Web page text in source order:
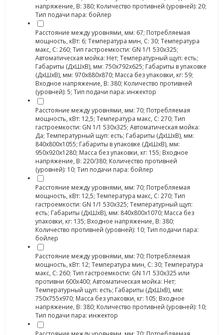
напряжение, В: 380; Количество противней (уровней): 20;
Тип подачи пара: бойлер
Расстояние между уровнями, мм: 67; Потребляемая
мощность, кВт: 6; Температура мин, С: 30; Температура
макс, С: 260; Тип гастроемкости: GN 1/1 530x325;
Автоматическая мойка: Нет; Температурный щуп: есть;
Габариты (ДхШхВ), мм: 750х792х625; Габариты в упаковке
(ДхШхВ), мм: 970х880х870; Масса без упаковки, кг: 59;
Входное напряжение, В: 380; Количество противней
(уровней): 5; Тип подачи пара: инжектор
Расстояние между уровнями, мм: 70; Потребляемая
мощность, кВт: 12,5; Температура макс, С: 270; Тип
гастроемкости: GN 1/1 530x325; Автоматическая мойка:
Да; Температурный щуп: есть; Габариты (ДхШхВ), мм:
840х800х1055; Габариты в упаковке (ДхШхВ), мм:
950х920х1280; Масса без упаковки, кг: 155; Входное
напряжение, В: 220/380; Количество противней
(уровней): 10; Тип подачи пара: бойлер
Расстояние между уровнями, мм: 70; Потребляемая
мощность, кВт: 12,5; Температура макс, С: 270; Тип
гастроемкости: GN 1/1 530x325; Температурный щуп:
есть; Габариты (ДхШхВ), мм: 840х800х1070; Масса без
упаковки, кг: 135; Входное напряжение, В: 380;
Количество противней (уровней): 10; Тип подачи пара:
бойлер
Расстояние между уровнями, мм: 70; Потребляемая
мощность, кВт: 12; Температура мин, С: 30; Температура
макс, С: 260; Тип гастроемкости: GN 1/1 530x325 или
противни 600х400; Автоматическая мойка: Нет;
Температурный щуп: есть; Габариты (ДхШхВ), мм:
750x755x970; Масса без упаковки, кг: 105; Входное
напряжение, В: 380; Количество противней (уровней): 10;
Тип подачи пара: инжектор